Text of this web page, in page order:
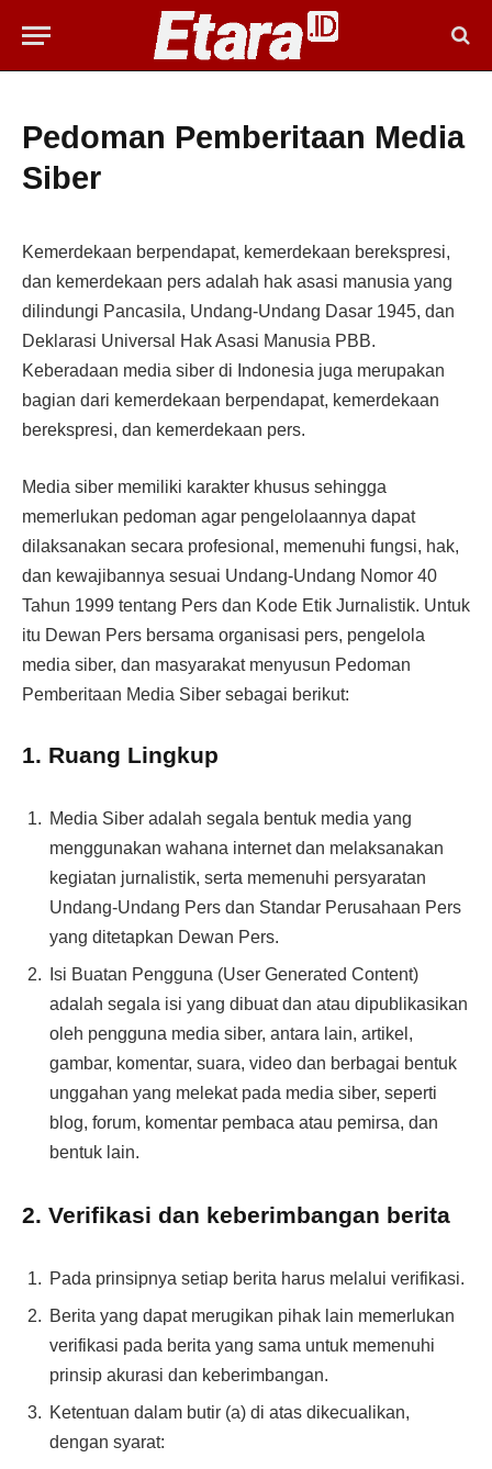
Pedoman Pemberitaan Media
Siber
Kemerdekaan berpendapat, kemerdekaan berekspresi,
dan kemerdekaan pers adalah hak asasi manusia yang
dilindungi Pancasila, Undang-Undang Dasar 1945, dan
Deklarasi Universal Hak Asasi Manusia PBB.
Keberadaan media siber di Indonesia juga merupakan
bagian dari kemerdekaan berpendapat, kemerdekaan
berekspresi, dan kemerdekaan pers.
Media siber memiliki karakter khusus sehingga
memerlukan pedoman agar pengelolaannya dapat
dilaksanakan secara profesional, memenuhi fungsi, hak,
dan kewajibannya sesuai Undang-Undang Nomor 40
Tahun 1999 tentang Pers dan Kode Etik Jurnalistik. Untuk
itu Dewan Pers bersama organisasi pers, pengelola
media siber, dan masyarakat menyusun Pedoman
Pemberitaan Media Siber sebagai berikut:
1. Ruang Lingkup
Media Siber adalah segala bentuk media yang
menggunakan wahana internet dan melaksanakan
kegiatan jurnalistik, serta memenuhi persyaratan
Undang-Undang Pers dan Standar Perusahaan Pers
yang ditetapkan Dewan Pers.
Isi Buatan Pengguna (User Generated Content)
adalah segala isi yang dibuat dan atau dipublikasikan
oleh pengguna media siber, antara lain, artikel,
gambar, komentar, suara, video dan berbagai bentuk
unggahan yang melekat pada media siber, seperti
blog, forum, komentar pembaca atau pemirsa, dan
bentuk lain.
2. Verifikasi dan keberimbangan berita
Pada prinsipnya setiap berita harus melalui verifikasi.
Berita yang dapat merugikan pihak lain memerlukan
verifikasi pada berita yang sama untuk memenuhi
prinsip akurasi dan keberimbangan.
Ketentuan dalam butir (a) di atas dikecualikan,
dengan syarat: